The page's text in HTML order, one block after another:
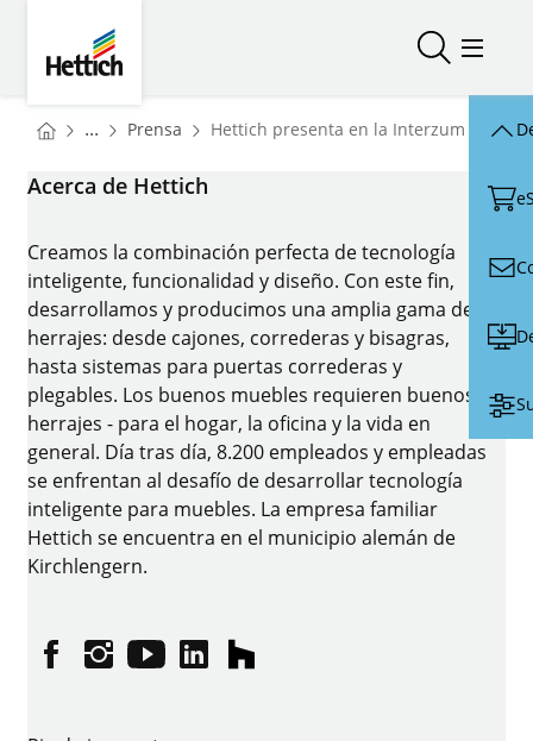
Abrir/Abrir/
You are here:
Homepage
... Prensa Homepage
Hettich presenta en la Interzum 2025
Acerca de Hettich
Creamos la combinación perfecta de tecnología
inteligente, funcionalidad y diseño. Con este fin,
desarrollamos y producimos una amplia gama de
herrajes: desde cajones, correderas y bisagras,
hasta sistemas para puertas correderas y
plegables. Los buenos muebles requieren buenos
herrajes - para el hogar, la oficina y la vida en
general. Día tras día, 8.200 empleados y empleadas
se enfrentan al desafío de desarrollar tecnología
inteligente para muebles. La empresa familiar
Hettich se encuentra en el municipio alemán de
Kirchlengern.
FacebookInstagram
YouTubelinkedinhouzz